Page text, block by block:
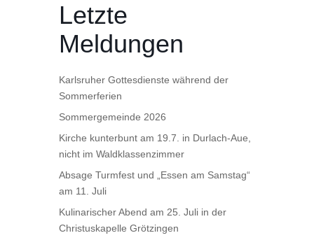
Letzte
Meldungen
Karlsruher Gottesdienste während der
Sommerferien
Sommergemeinde 2026
Kirche kunterbunt am 19.7. in Durlach-Aue,
nicht im Waldklassenzimmer
Absage Turmfest und „Essen am Samstag“
am 11. Juli
Kulinarischer Abend am 25. Juli in der
Christuskapelle Grötzingen